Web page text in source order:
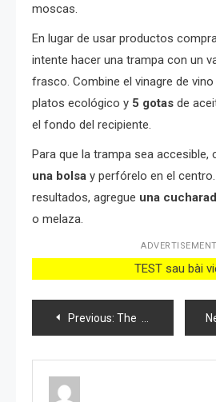
moscas.
En lugar de usar productos
intente hacer una trampa con un
frasco. Combine el vinagre de
platos ecológico y 5 gotas de
el fondo del recipiente.
Para que la trampa sea accesible,
una bolsa y perfórelo en el
resultados, agregue una
o melaza.
ADVERTISEMENT
TEST sau bài
Post
navigation
Previous: The Power of Mimosa Pudica: 10 Benefits